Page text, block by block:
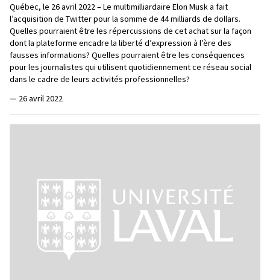
Québec, le 26 avril 2022 – Le multimilliardaire Elon Musk a fait
l’acquisition de Twitter pour la somme de 44 milliards de dollars.
Quelles pourraient être les répercussions de cet achat sur la façon
dont la plateforme encadre la liberté d’expression à l’ère des
fausses informations? Quelles pourraient être les conséquences
pour les journalistes qui utilisent quotidiennement ce réseau social
dans le cadre de leurs activités professionnelles?
— 26 avril 2022